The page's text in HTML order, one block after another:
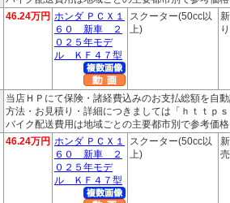
46.24万円 ホンダ ＰＣＸ１
６０ 新車 ２
０２５年モデ
ル ＫＦ４７型
スクーター(50cc以
上)
当店ＨＰにて保険・諸経費込みのお支払総額を自
方法・お見積り・詳細につきましては「ｈｔｔｐ
バイク配送費用は地域ごとの主要都市別で参考価
46.24万円 ホンダ ＰＣＸ１
６０ 新車 ２
０２５年モデ
ル ＫＦ４７型
スクーター(50cc以
上)